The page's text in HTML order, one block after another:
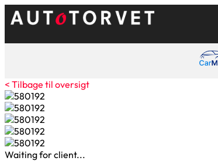
< Tilbage til oversigt
Waiting for client...